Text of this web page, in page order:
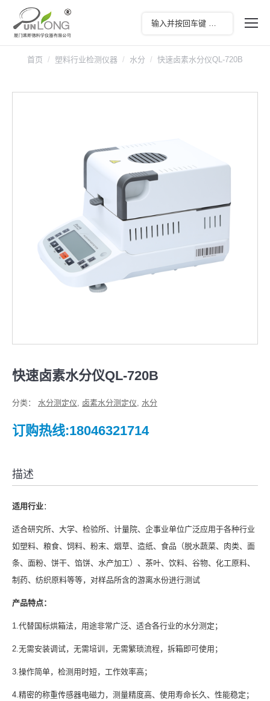
首页 塑料行业检测仪器 水分 快速卤素水分仪QL-720B
快速卤素水分仪QL-720B
分类： 水分测定仪, 卤素水分测定仪, 水分
订购热线:18046321714
描述
适用行业：
适合研究所、大学、检验所、计量院、企事业单位广泛应用于各种行业
如塑料、粮食、饲料、粉末、烟草、造纸、食品（脱水蔬菜、肉类、面
条、面粉、饼干、馅饼、水产加工）、茶叶、饮料、谷物、化工原料、
制药、纺织原料等等，对样品所含的游离水份进行测试
产品特点：
1.代替国标烘箱法，用途非常广泛、适合各行业的水分测定；
2.无需安装调试，无需培训，无需繁琐流程，拆箱即可使用；
3.操作简单，检测用时短，工作效率高；
4.精密的称重传感器电磁力，测量精度高、使用寿命长久、性能稳定；